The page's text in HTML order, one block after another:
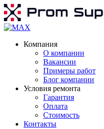
Компания
О компании
Вакансии
Примеры работ
Блог компании
Условия ремонта
Гарантия
Оплата
Стоимость
Контакты